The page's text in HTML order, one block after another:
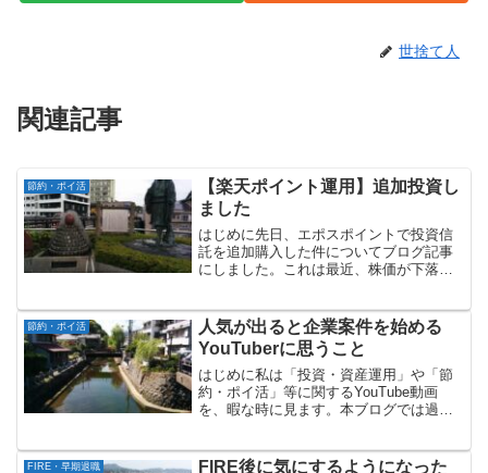
世捨て人
関連記事
節約・ポイ活
【楽天ポイント運用】追加投資し
ました
はじめに先日、エポスポイントで投資信
託を追加購入した件についてブログ記事
にしました。これは最近、株価が下落し
ポスポイント以外でも、楽天ポイントを
利用した「楽天ポイント運...
節約・ポイ活
人気が出ると企業案件を始める
YouTuberに思うこと
はじめに私は「投資・資産運用」や「節
約・ポイ活」等に関するYouTube動画
を、暇な時に見ます。本ブログでは過去
YouTuberが真実を話さない理由」
FIRE・早期退職
FIRE後に気にするようになった